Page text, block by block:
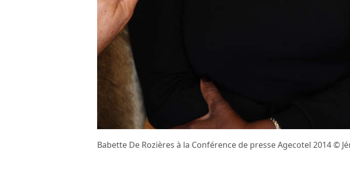
Babette De Rozières à la Conférence de presse Agecotel 2014 ©